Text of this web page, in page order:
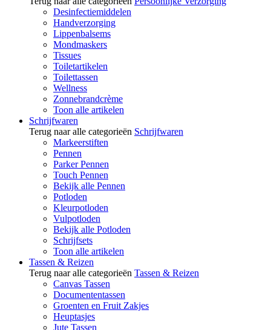
Desinfectiemiddelen
Handverzorging
Lippenbalsems
Mondmaskers
Tissues
Toiletartikelen
Toilettassen
Wellness
Zonnebrandcrème
Toon alle artikelen
Schrijfwaren
Terug naar alle categorieën Schrijfwaren
Markeerstiften
Pennen
Parker Pennen
Touch Pennen
Bekijk alle Pennen
Potloden
Kleurpotloden
Vulpotloden
Bekijk alle Potloden
Schrijfsets
Toon alle artikelen
Tassen & Reizen
Terug naar alle categorieën Tassen & Reizen
Canvas Tassen
Documententassen
Groenten en Fruit Zakjes
Heuptasjes
Jute Tassen